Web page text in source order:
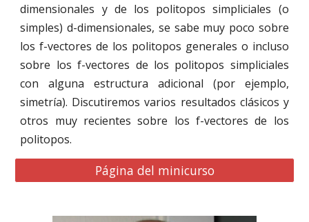
dimensionales y de los politopos simpliciales (o
simples) d-dimensionales, se sabe muy poco sobre
los f-vectores de los politopos generales o incluso
sobre los f-vectores de los politopos simpliciales
con alguna estructura adicional (por ejemplo,
simetría). Discutiremos varios resultados clásicos y
otros muy recientes sobre los f-vectores de los
politopos.
Página del minicurso